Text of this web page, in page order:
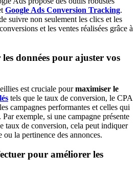
Google Ads Conversion Tracking.
suivre non seulement les clics et les
et les ventes réalisées grâce à
données pour ajuster vos
est cruciale pourmaximiser le
tels que le taux de conversion, le CPA
campagnes performantes et celles qui
Par exemple, si une campagne présente
taux de conversion, cela peut indiquer
la pertinence des annonces.
pour améliorer les